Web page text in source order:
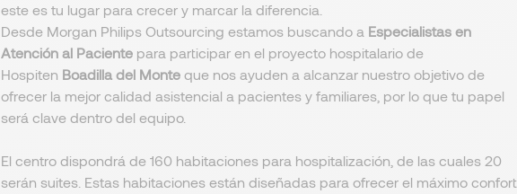
este es tu lugar para crecer y marcar la diferencia.
Desde Morgan Philips Outsourcing estamos buscando a Especialistas en
Atención al Paciente para participar en el proyecto hospitalario de
Hospiten Boadilla del Monte que nos ayuden a alcanzar nuestro objetivo de
ofrecer la mejor calidad asistencial a pacientes y familiares, por lo que tu papel
será clave dentro del equipo.
El centro dispondrá de 160 habitaciones para hospitalización, de las cuales 20
serán suites. Estas habitaciones están diseñadas para ofrecer el máximo confort